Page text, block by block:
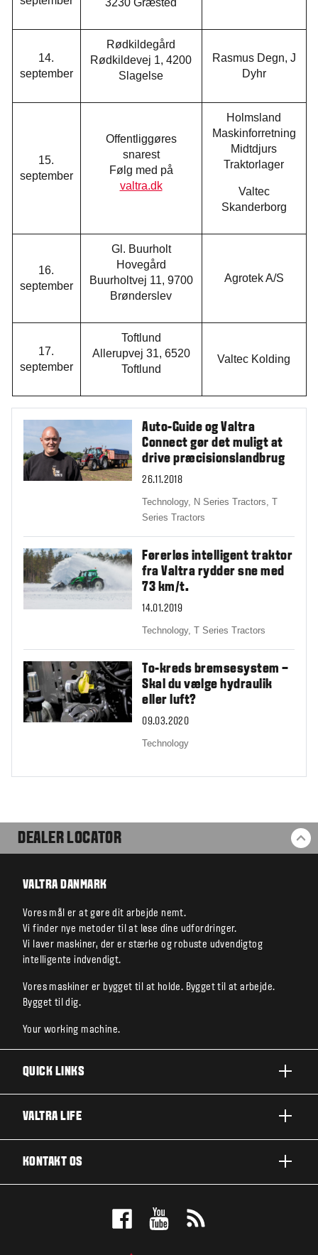
3230 Græsted
14.
september
Rødkildegård
Rødkildevej 1, 4200
Slagelse
Rasmus Degn, J
Dyhr
15.
september
Offentliggøres
snarest
Følg med på
valtra.dk
Holmsland
Maskinforretning
Midtdjurs
Traktorlager
Valtec
Skanderborg
16.
september
Gl. Buurholt
Hovegård
Buurholtvej 11, 9700
Brønderslev
Agrotek A/S
17.
september
Toftlund
Allerupvej 31, 6520
Toftlund
Valtec Kolding
Auto-Guide og Valtra
Connect gør det muligt at
drive præcisionslandbrug
26.11.2018
Technology, N Series Tractors,T
Series Tractors
Førerløs intelligent traktor
fra Valtra rydder sne med
73 km/t.
14.01.2019
Technology,T Series Tractors
To-kreds bremsesystem –
Skal du vælge hydraulik
eller luft?
09.03.2020
Technology
DEALER LOCATOR
VALTRA DANMARK
Vores mål er at gøre dit arbejde nemt.
Vi finder nye metoder til at løse dine udfordringer.
Vi laver maskiner, der er stærke og robuste udvendigtog
intelligente indvendigt.
Vores maskiner er bygget til at holde. Bygget til at arbejde.
Bygget til dig.
Your working machine.
QUICK LINKS
TEKNOLOGILØSNINGER
VALTRA LIFE
KONTAKT OS